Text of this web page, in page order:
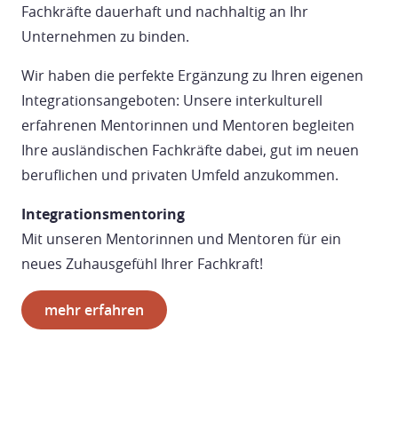
Fachkräfte dauerhaft und nachhaltig an Ihr
Unternehmen zu binden.
Wir haben die perfekte Ergänzung zu Ihren eigenen
Integrationsangeboten: Unsere interkulturell
erfahrenen Mentorinnen und Mentoren begleiten
Ihre ausländischen Fachkräfte dabei, gut im neuen
beruflichen und privaten Umfeld anzukommen.
Integrationsmentoring
Mit unseren Mentorinnen und Mentoren für ein
neues Zuhausgefühl Ihrer Fachkraft!
mehr erfahren